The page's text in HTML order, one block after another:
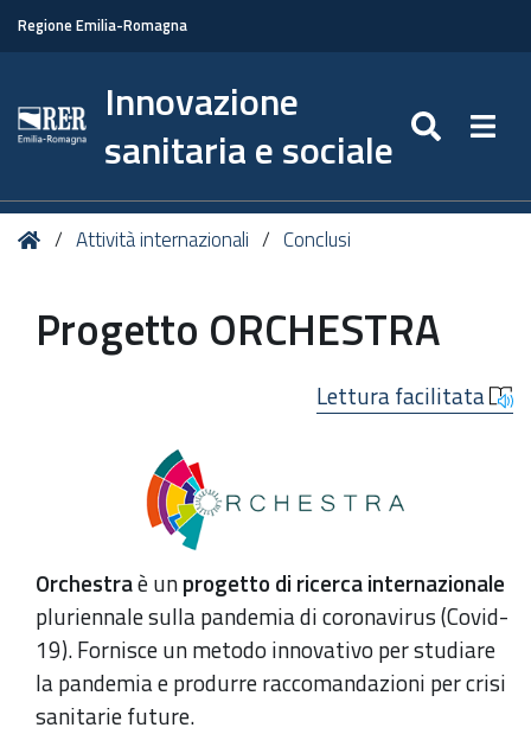
Regione Emilia-Romagna
Innovazione
sanitaria e sociale
Tu HomeAttività internazionali Conclusi
Progetto ORCHESTRA
Lettura facilitata
Orchestraè unprogetto di ricerca internazionale
pluriennale sulla pandemia di coronavirus (Covid-
19). Fornisce un metodo innovativo per studiare
la pandemia e produrre raccomandazioni per crisi
sanitarie future.